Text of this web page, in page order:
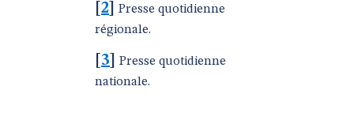
2
Presse quotidienne
régionale.
3
Presse quotidienne
nationale.